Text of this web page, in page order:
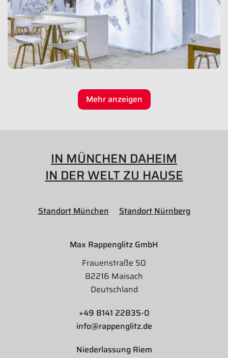
Mehr anzeigen
IN MÜNCHEN DAHEIM
IN DER WELT ZU HAUSE
Standort München Standort Nürnberg
Max Rappenglitz GmbH
Frauenstraße 50
82216 Maisach
Deutschland
+49 8141 22835-0
info@rappenglitz.de
Niederlassung Riem